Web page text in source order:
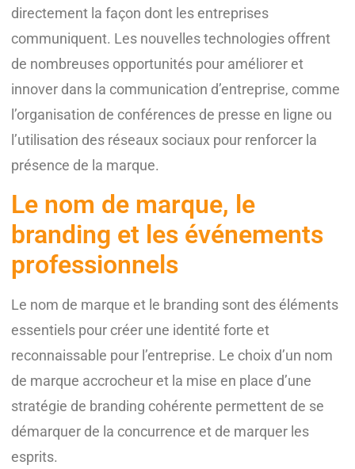
directement la façon dont les entreprises
communiquent. Les nouvelles technologies offrent
de nombreuses opportunités pour améliorer et
innover dans la communication d’entreprise, comme
l’organisation de conférences de presse en ligne ou
l’utilisation des réseaux sociaux pour renforcer la
présence de la marque.
Le nom de marque, le
branding et les événements
professionnels
Le nom de marque et le branding sont des éléments
essentiels pour créer une identité forte et
reconnaissable pour l’entreprise. Le choix d’un nom
de marque accrocheur et la mise en place d’une
stratégie de branding cohérente permettent de se
démarquer de la concurrence et de marquer les
esprits.